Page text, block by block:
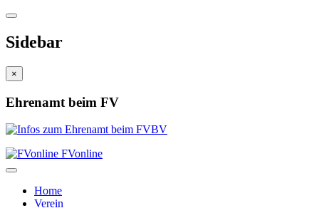
Sidebar
×
Ehrenamt beim FV
FVonline
Home
Verein